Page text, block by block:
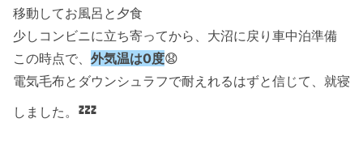
移動してお風呂と夕食
少しコンビニに立ち寄ってから、大沼に戻り車中泊準備
この時点で、 外気温は0度😧
電気毛布とダウンシュラフで耐えれるはずと信じて、就寝
しました。 💤